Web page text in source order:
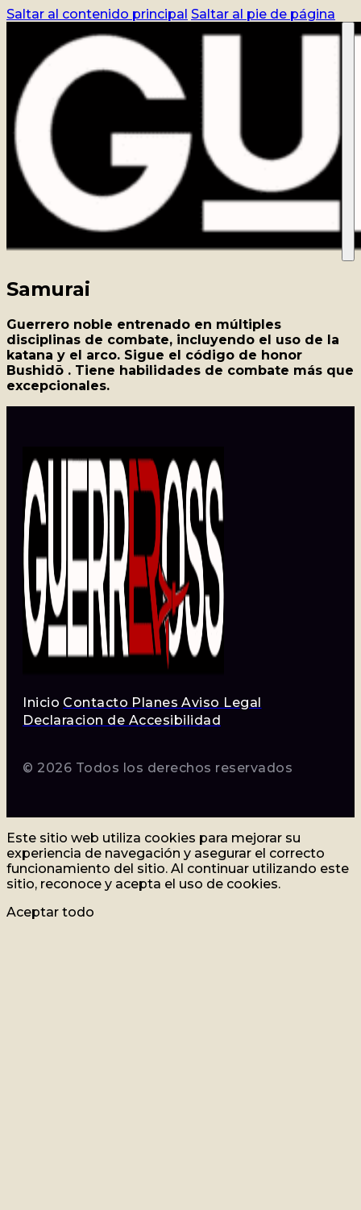
Saltar al contenido principal Saltar al pie de página
ACCEDER
TIENDA
Samurai
Guerrero noble entrenado en múltiples
disciplinas de combate, incluyendo el uso de la
katana y el arco. Sigue el código de honor
Bushidō . Tiene habilidades de combate más que
excepcionales.
Inicio Contacto Planes Aviso Legal
Declaracion de Accesibilidad
© 2026 Todos los derechos reservados
Este sitio web utiliza cookies para mejorar su
experiencia de navegación y asegurar el correcto
funcionamiento del sitio. Al continuar utilizando este
sitio, reconoce y acepta el uso de cookies.
Aceptar todo